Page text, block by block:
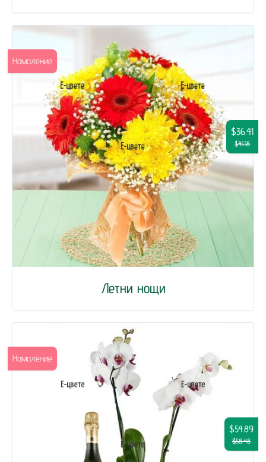
Летни нощи
$36.41
$41.18
Намаление
$54.89
$58.48
Намаление